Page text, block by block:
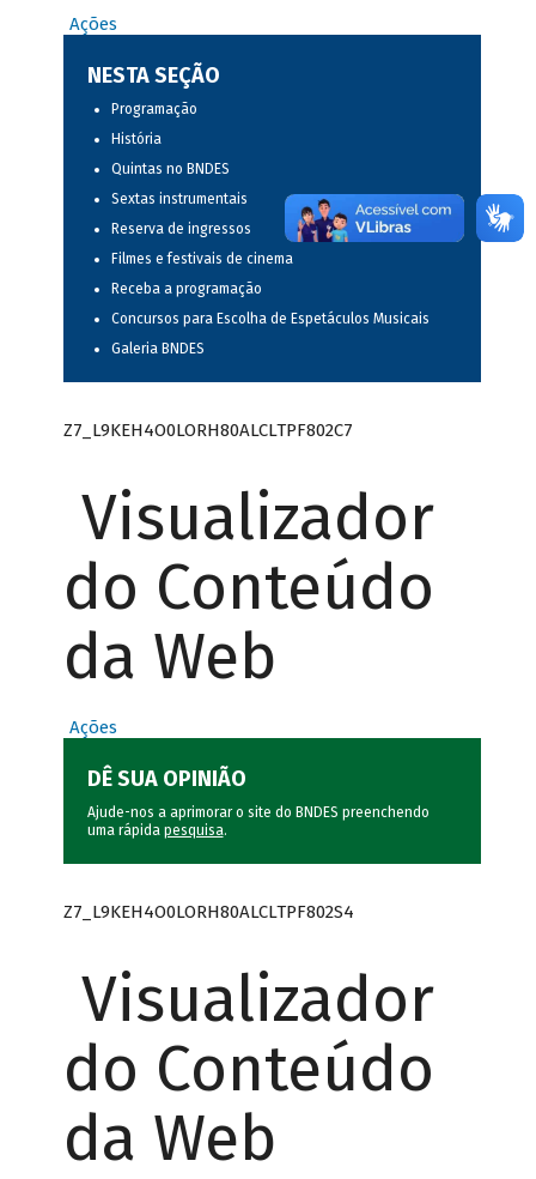
Ações
NESTA SEÇÃO
Programação
História
Quintas no BNDES
Sextas instrumentais
Reserva de ingressos
Filmes e festivais de cinema
Receba a programação
Concursos para Escolha de Espetáculos Musicais
Galeria BNDES
Z7_L9KEH4O0LORH80ALCLTPF802C7
Visualizador
do Conteúdo
da Web
Ações
DÊ SUA OPINIÃO
Ajude-nos a aprimorar o site do BNDES preenchendo
uma rápida pesquisa.
Z7_L9KEH4O0LORH80ALCLTPF802S4
Visualizador
do Conteúdo
da Web